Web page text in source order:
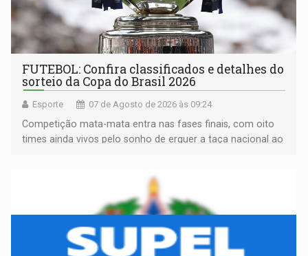
FUTEBOL: Confira classificados e detalhes do
sorteio da Copa do Brasil 2026
Esporte 07 de Agosto de 2026 às 09:24
Competição mata-mata entra nas fases finais, com oito
times ainda vivos pelo sonho de erguer a taça nacional ao